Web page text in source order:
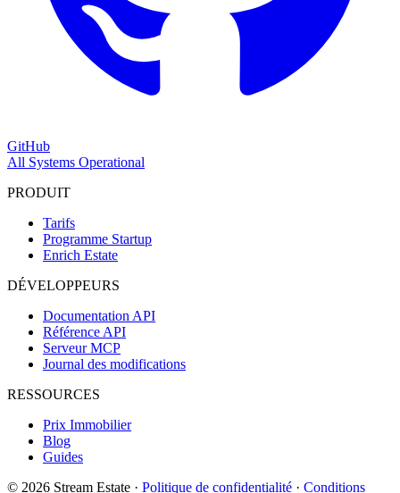
GitHub
All Systems Operational
PRODUIT
Tarifs
Programme Startup
Enrich Estate
DÉVELOPPEURS
Documentation API
Référence API
Serveur MCP
Journal des modifications
RESSOURCES
Prix Immobilier
Blog
Guides
© 2026 Stream Estate · Politique de confidentialité · Conditions